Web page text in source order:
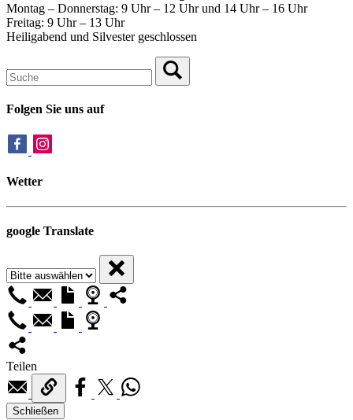
Montag – Donnerstag: 9 Uhr – 12 Uhr und 14 Uhr – 16 Uhr
Freitag: 9 Uhr – 13 Uhr
Heiligabend und Silvester geschlossen
Folgen Sie uns auf
Wetter
google Translate
Teilen
Schließen